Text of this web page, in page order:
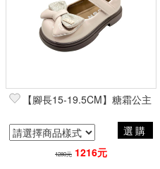
【腳長15-19.5CM】糖霜公主
選購
1280元 1216元